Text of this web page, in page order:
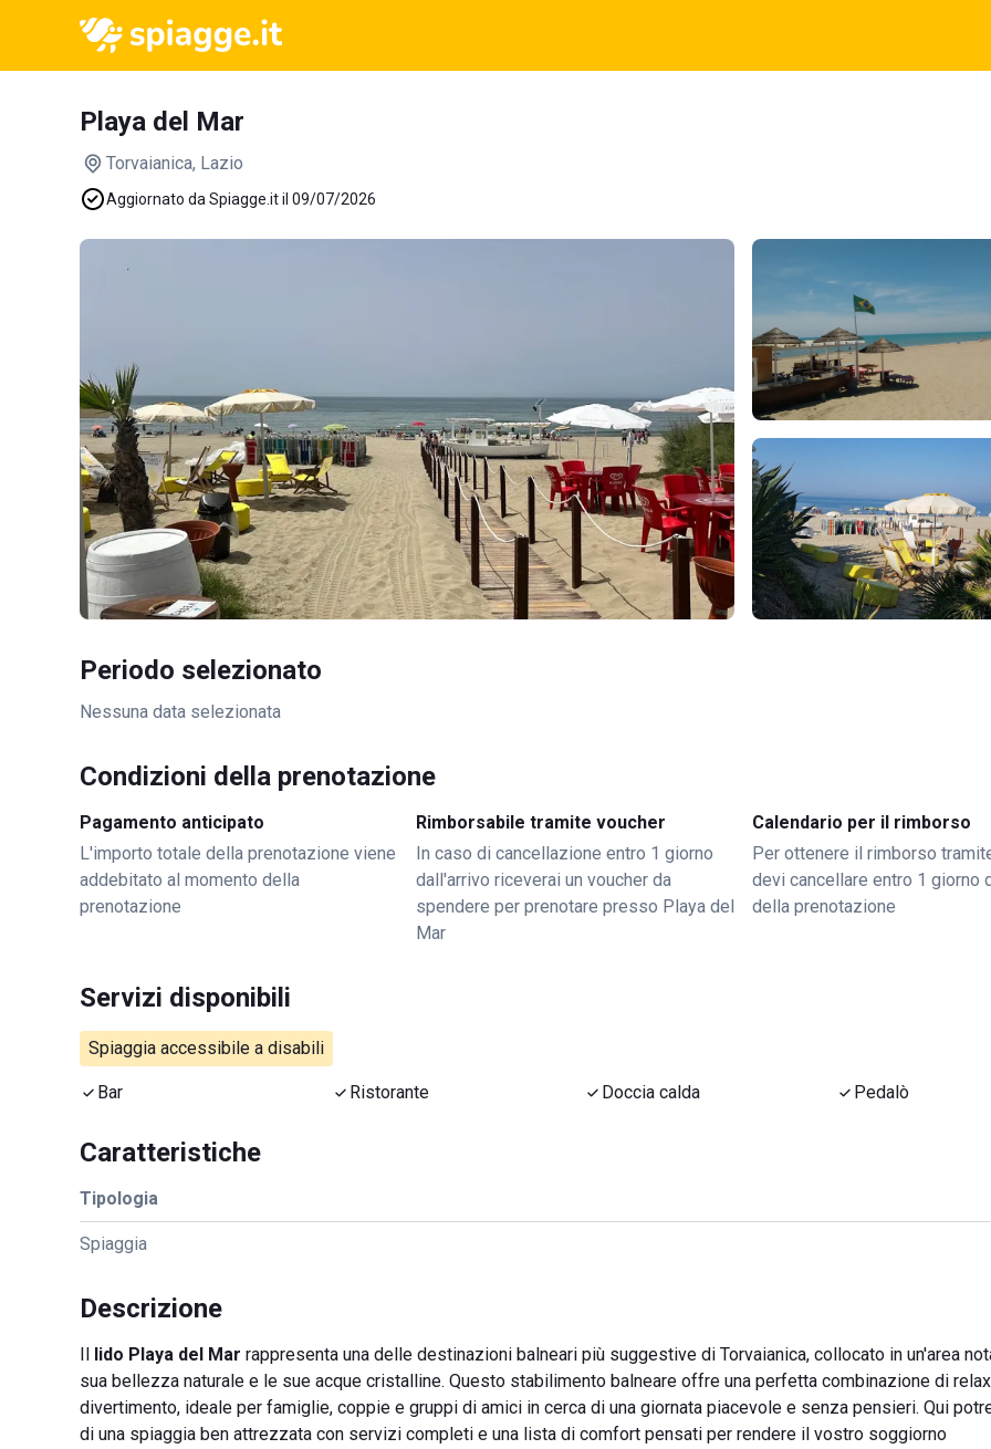
Playa del Mar
Torvaianica, Lazio
Aggiornato da Spiagge.it il 09/07/2026
Periodo selezionato
Nessuna data selezionata
Condizioni della prenotazione
Pagamento anticipato
L'importo totale della prenotazione viene
addebitato al momento della
prenotazione
Rimborsabile tramite voucher
In caso di cancellazione entro 1 giorno
dall'arrivo riceverai un voucher da
spendere per prenotare presso Playa del
Mar
Calendario per il rimborso
Per ottenere il rimborso
devi cancellare entro 1 giorno
della prenotazione
Servizi disponibili
Spiaggia accessibile a disabili
Bar Ristorante Doccia calda Pedalò
Caratteristiche
Tipologia
Spiaggia
Descrizione
Il lido Playa del Mar rappresenta una delle destinazioni balneari più suggestive di Torvaianica, collocato in un'area
sua bellezza naturale e le sue acque cristalline. Questo stabilimento balneare offre una perfetta combinazione di
divertimento, ideale per famiglie, coppie e gruppi di amici in cerca di una giornata piacevole e senza pensieri. Qui
di una spiaggia ben attrezzata con servizi completi e una lista di comfort pensati per rendere il vostro soggiorno